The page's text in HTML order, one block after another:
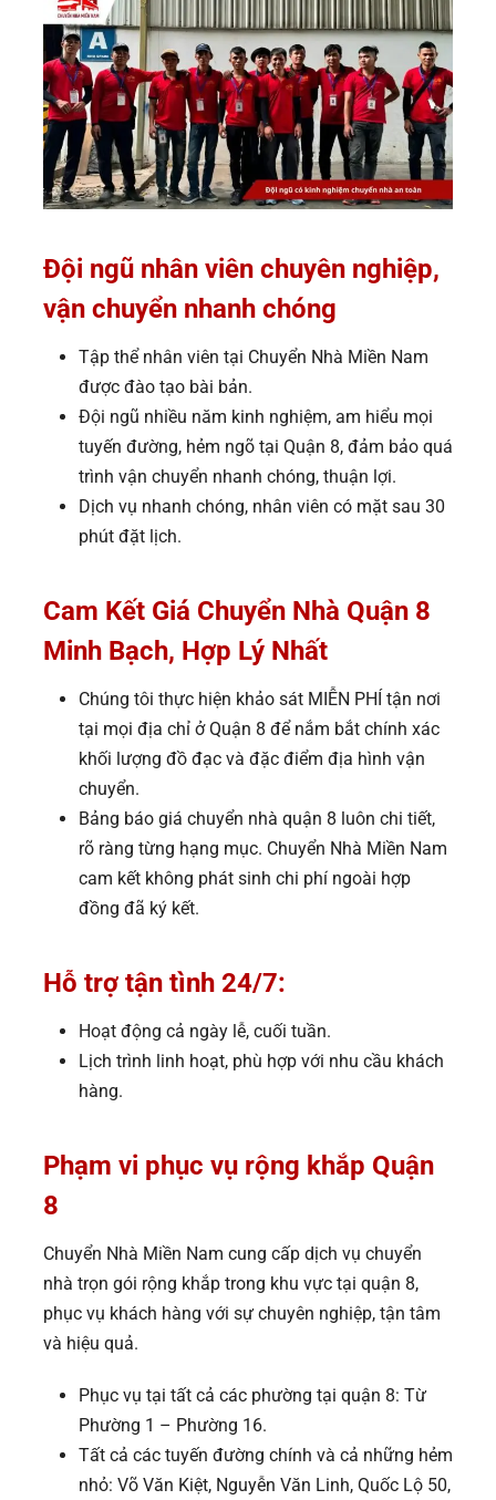
Đội ngũ nhân viên chuyên nghiệp,
vận chuyển nhanh chóng
Tập thể nhân viên tại Chuyển Nhà Miền Nam
được đào tạo bài bản.
Đội ngũ nhiều năm kinh nghiệm, am hiểu mọi
tuyến đường, hẻm ngõ tại Quận 8, đảm bảo quá
trình vận chuyển nhanh chóng, thuận lợi.
Dịch vụ nhanh chóng, nhân viên có mặt sau 30
phút đặt lịch.
Cam Kết Giá Chuyển Nhà Quận 8
Minh Bạch, Hợp Lý Nhất
Chúng tôi thực hiện khảo sát MIỄN PHÍ tận nơi
tại mọi địa chỉ ở Quận 8 để nắm bắt chính xác
khối lượng đồ đạc và đặc điểm địa hình vận
chuyển.
Bảng báo giá chuyển nhà quận 8 luôn chi tiết,
rõ ràng từng hạng mục. Chuyển Nhà Miền Nam
cam kết không phát sinh chi phí ngoài hợp
đồng đã ký kết.
Hỗ trợ tận tình 24/7:
Hoạt động cả ngày lễ, cuối tuần.
Lịch trình linh hoạt, phù hợp với nhu cầu khách
hàng.
Phạm vi phục vụ rộng khắp Quận
8
Chuyển Nhà Miền Nam cung cấp dịch vụ chuyển
nhà trọn gói rộng khắp trong khu vực tại quận 8,
phục vụ khách hàng với sự chuyên nghiệp, tận tâm
và hiệu quả.
Phục vụ tại tất cả các phường tại quận 8: Từ
Phường 1 – Phường 16.
Tất cả các tuyến đường chính và cả những hẻm
nhỏ: Võ Văn Kiệt, Nguyễn Văn Linh, Quốc Lộ 50,